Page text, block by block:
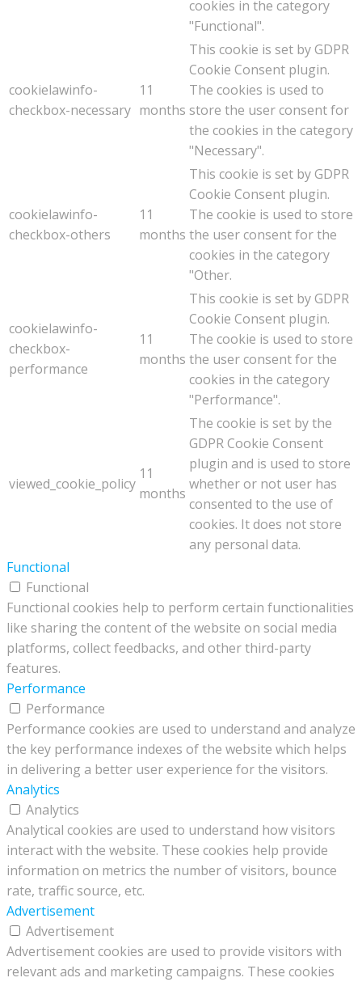
cookies in the category
"Functional".
cookielawinfo-
checkbox-necessary
11
months
This cookie is set by GDPR
Cookie Consent plugin.
The cookies is used to
store the user consent for
the cookies in the category
"Necessary".
cookielawinfo-
checkbox-others
11
months
This cookie is set by GDPR
Cookie Consent plugin.
The cookie is used to store
the user consent for the
cookies in the category
"Other.
cookielawinfo-
checkbox-
performance
11
months
This cookie is set by GDPR
Cookie Consent plugin.
The cookie is used to store
the user consent for the
cookies in the category
"Performance".
viewed_cookie_policy
11
months
The cookie is set by the
GDPR Cookie Consent
plugin and is used to store
whether or not user has
consented to the use of
cookies. It does not store
any personal data.
Functional
Functional
Functional cookies help to perform certain functionalities
like sharing the content of the website on social media
platforms, collect feedbacks, and other third-party
features.
Performance
Performance
Performance cookies are used to understand and analyze
the key performance indexes of the website which helps
in delivering a better user experience for the visitors.
Analytics
Analytics
Analytical cookies are used to understand how visitors
interact with the website. These cookies help provide
information on metrics the number of visitors, bounce
rate, traffic source, etc.
Advertisement
Advertisement
Advertisement cookies are used to provide visitors with
relevant ads and marketing campaigns. These cookies